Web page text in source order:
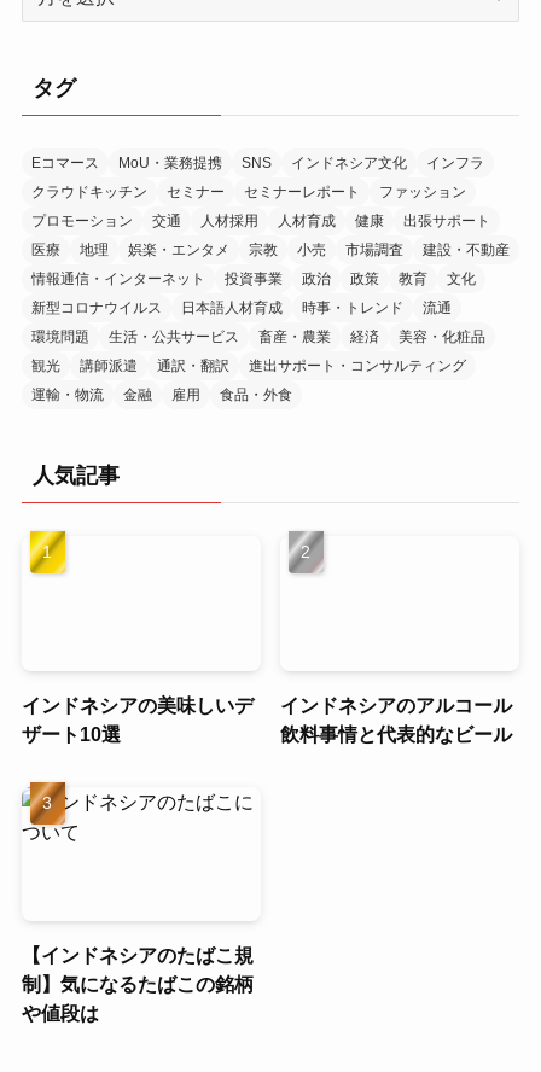
ブ
タグ
Eコマース MoU・業務提携 SNS インドネシア文化
インフラ
クラウドキッチン
セミナー セミナーレポート
ファッション
プロモーション
交通 人材採用 人材育成 健康
出張サポート
医療
地理 娯楽・エンタメ 宗教 小売 市場調査
建設・不動産
情報通信・インターネット
投資事業 政治 政策 教育
文化
新型コロナウイルス
日本語人材育成 時事・トレンド
流通
環境問題
生活・公共サービス 畜産・農業 経済
美容・化粧品
観光
講師派遣 通訳・翻訳
進出サポート・コンサルティング
運輸・物流
金融 雇用 食品・外食
人気記事
インドネシアの美味しいデ
ザート10選
インドネシアのアルコール
飲料事情と代表的なビール
【インドネシアのたばこ規
制】気になるたばこの銘柄
や値段は